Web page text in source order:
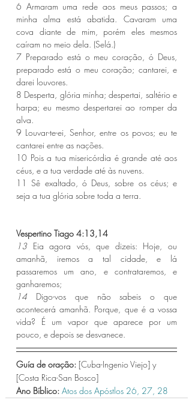
6 Armaram uma rede aos meus passos; a
minha alma está abatida. Cavaram uma
cova diante de mim, porém eles mesmos
caíram no meio dela. (Selá.)
7 Preparado está o meu coração, ó Deus,
preparado está o meu coração; cantarei, e
darei louvores.
8 Desperta, glória minha; despertai, saltério e
harpa; eu mesmo despertarei ao romper da
alva.
9 Louvar-te-ei, Senhor, entre os povos; eu te
cantarei entre as nações.
10 Pois a tua misericórdia é grande até aos
céus, e a tua verdade até às nuvens.
11 Sê exaltado, ó Deus, sobre os céus; e
seja a tua glória sobre toda a terra.
Vespertino Tiago 4:13,14
13 Eia agora vós, que dizeis: Hoje, ou
amanhã, iremos a tal cidade, e lá
passaremos um ano, e contrataremos, e
ganharemos;
14 Digo-vos que não sabeis o que
acontecerá amanhã. Porque, que é a vossa
vida? É um vapor que aparece por um
pouco, e depois se desvanece.
Guía de oração: [Cuba-Ingenio Viejo] y
[Costa Rica-San Bosco]
Ano Bíblico: Atos dos Apóstlos 26, 27, 28